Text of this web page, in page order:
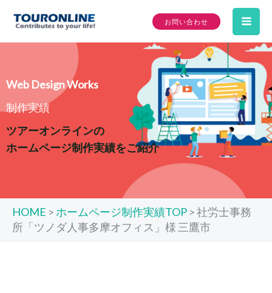
を
ッ
プ
お問い合わせ
Web Design Works
制作実績
ツアーオンラインの
ホームページ制作実績をご紹介
HOME > ホームページ制作実績TOP >社労士事務
所「ツノダ人事多摩オフィス」様 三鷹市